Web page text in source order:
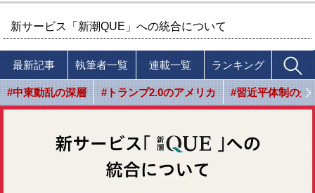
新サービス「新潮QUE」への統合について
最新記事 執筆者一覧 連載一覧 ランキング
#中東動乱の深層 #トランプ2.0のアメリカ #習近平体制の光